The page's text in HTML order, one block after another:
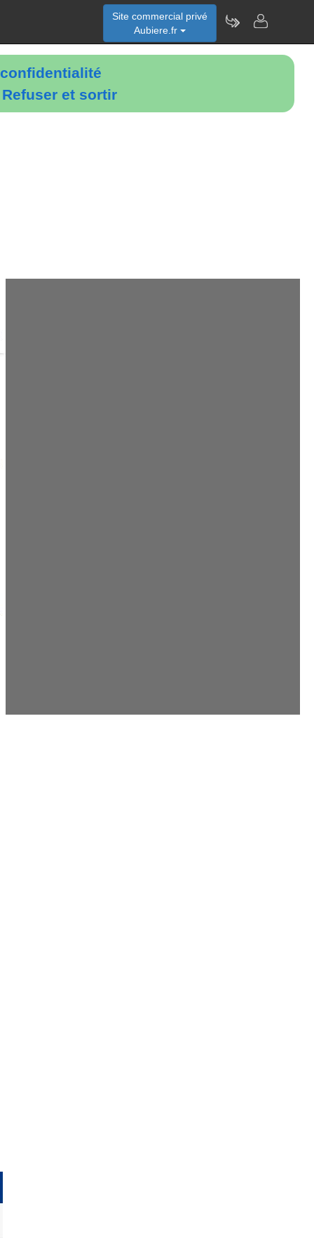
Refuser et sortir
Site commercial privé
Aubiere.fr